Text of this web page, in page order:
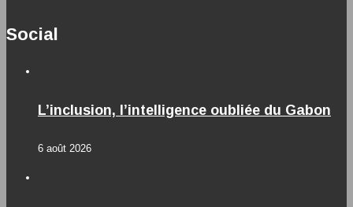
Social
L’inclusion, l’intelligence oubliée du Gabon
6 août 2026